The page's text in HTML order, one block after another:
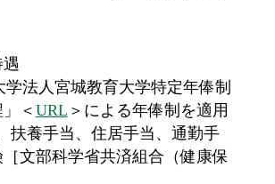
法人宮城教育大学特定年俸制
＜ URL ＞による年俸制を適用
扶養手当、住居手当、通勤手
文部科学省共済組合（健康保